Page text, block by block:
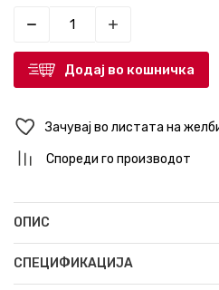
Додај во кошничка
Зачувај во листата на
Спореди го производот
ОПИС
СПЕЦИФИКАЦИЈА